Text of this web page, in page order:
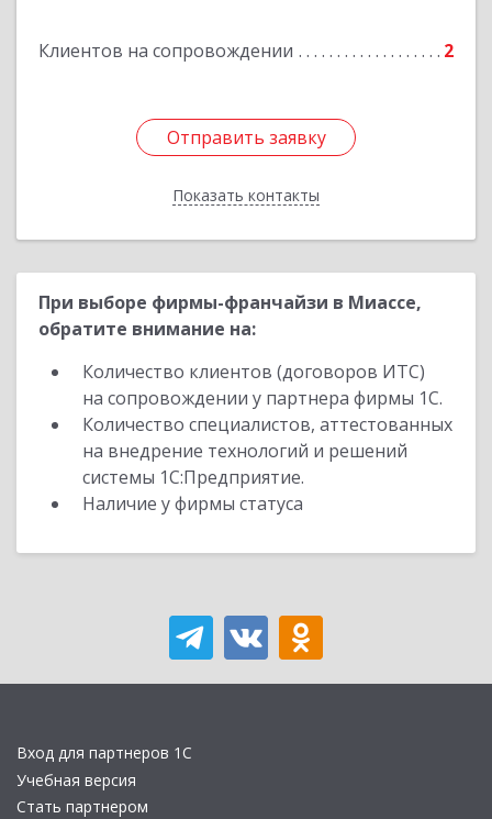
Клиентов на сопровождении 2
Отправить заявку
Показать контакты
Отправить заявку
Назад
При выборе фирмы-франчайзи в Миассе,
обратите внимание на:
Количество клиентов (договоров ИТС)
на сопровождении у партнера фирмы 1С.
Количество специалистов, аттестованных
на внедрение технологий и решений
системы 1С:Предприятие.
Наличие у фирмы статуса
Вход для партнеров 1С
Учебная версия
Стать партнером